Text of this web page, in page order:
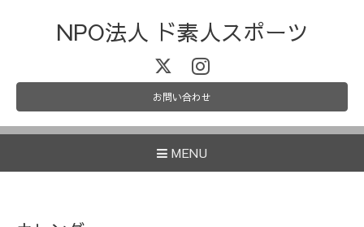
NPO法人 ド素人スポーツ
お問い合わせ
MENU